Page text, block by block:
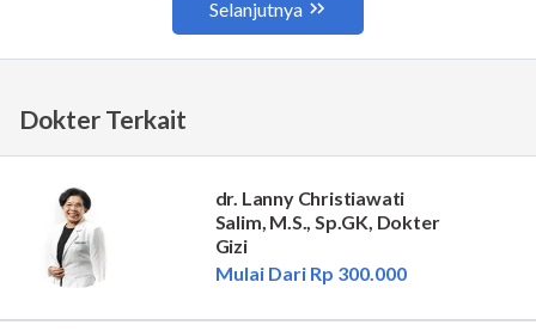
Dokter Terkait